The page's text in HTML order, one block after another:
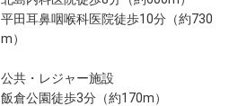
平田耳鼻咽喉科医院徒歩10分（約730
m）
公共・レジャー施設
飯倉公園徒歩3分（約170m）